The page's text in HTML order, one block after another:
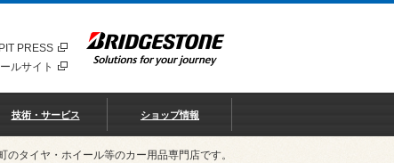
PRESS
ルサイト
技術・サービス ショップ情報
タイヤ・ホイール等のカー用品専門店です。